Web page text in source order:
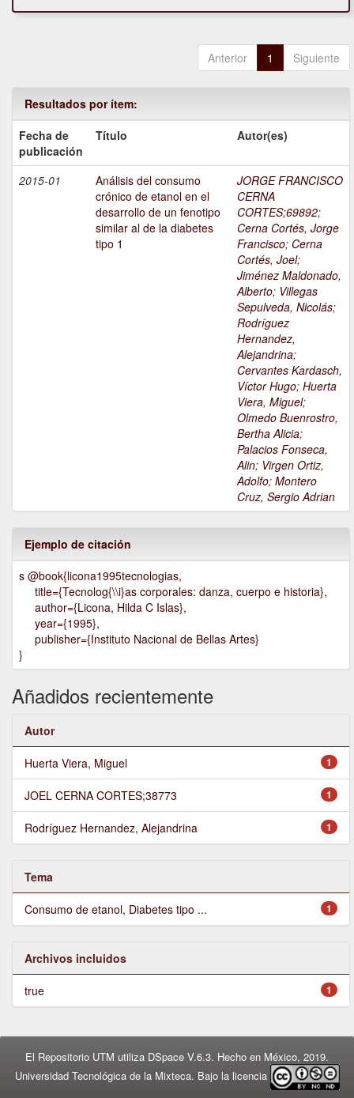
Anterior 1 Siguiente
Resultados por ítem:
Fecha de
publicación
Título Autor(es)
2015-01
Análisis del consumo
crónico de etanol en el
desarrollo de un fenotipo
similar al de la diabetes
tipo 1
JORGE FRANCISCO
CERNA
CORTES;69892;
Cerna Cortés, Jorge
Francisco; Cerna
Cortés, Joel;
Jiménez Maldonado,
Alberto; Villegas
Sepulveda, Nicolás;
Rodríguez
Hernandez,
Alejandrina;
Cervantes Kardasch,
Víctor Hugo; Huerta
Viera, Miguel;
Olmedo Buenrostro,
Bertha Alicia;
Palacios Fonseca,
Alin; Virgen Ortiz,
Adolfo; Montero
Cruz, Sergio Adrian
Ejemplo de citación
s @book{licona1995tecnologias,
title={Tecnolog{\\i}as corporales: danza, cuerpo e historia},
author={Licona, Hilda C Islas},
year={1995},
publisher={Instituto Nacional de Bellas Artes}
}
Añadidos recientemente
Autor
1
Huerta Viera, Miguel
1
JOEL CERNA CORTES;38773
1
Rodríguez Hernandez, Alejandrina
Tema
1
Consumo de etanol, Diabetes tipo ...
Archivos incluidos
1
true
El Repositorio UTM utiliza DSpace V.6.3. Hecho en México, 2019.
Universidad Tecnológica de la Mixteca. Bajo la licencia